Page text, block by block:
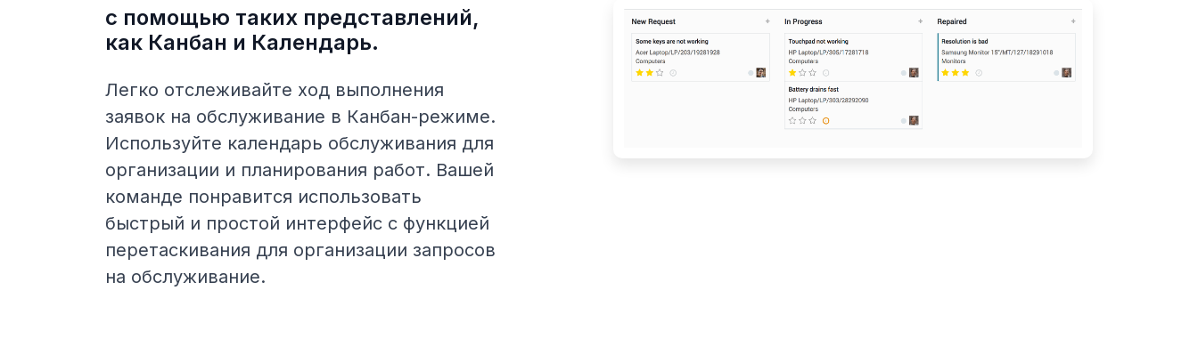
с помощью таких представлений,
как Канбан и Календарь.
Легко отслеживайте ход выполнения
заявок на обслуживание в Канбан-режиме.
Используйте календарь обслуживания для
организации и планирования работ. Вашей
команде понравится использовать
быстрый и простой интерфейс с функцией
перетаскивания для организации запросов
на обслуживание.